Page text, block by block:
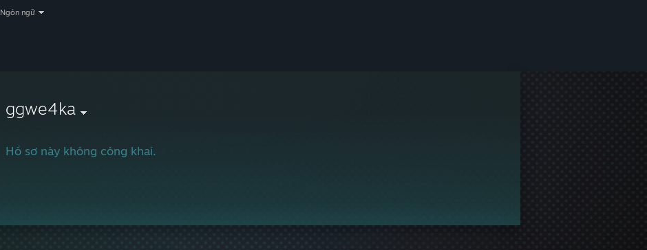
Ngôn ngữ
ggwe4ka
Hồ sơ này không công khai.